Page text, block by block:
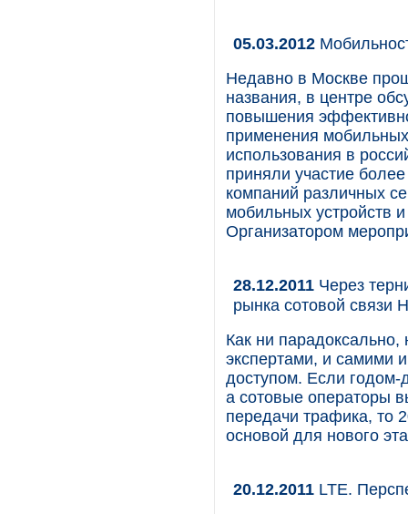
05.03.2012
Недавно в Москве
названия, в центре
повышения
применения
использования в
приняли участие
компаний различных
мобильных устройств
Организатором
28.12.2011 Через
рынка сотовой связи
Как ни
экспертами, и самими
доступом. Если годом-
а сотовые операторы
передачи трафика, то
основой для нового
20.12.2011 LTE.